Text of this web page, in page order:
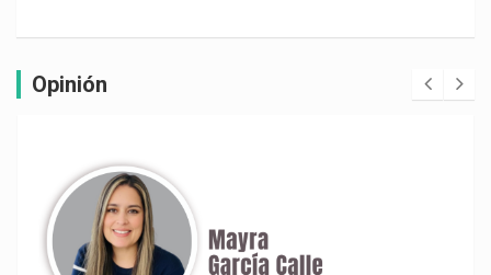
Opinión